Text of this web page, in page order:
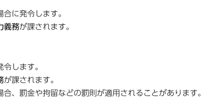
に発令します。
義務が課されます。
します。
が課されます。
、罰金や拘留などの罰則が適用されることがあります。